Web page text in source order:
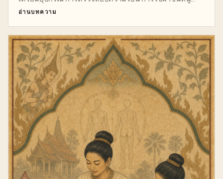
อย่างปลอดภัย
หลายชั้น และการป้องกันความเสี่ยงจากแผลไหม้ พร้อม
เป็นหลักฐานทางคลินิก
อ่านบทความ